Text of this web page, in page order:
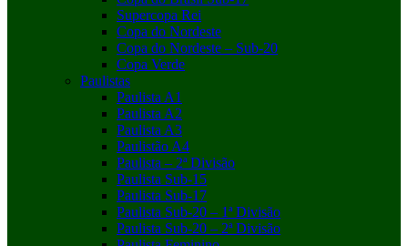
Supercopa Rei
Copa do Nordeste
Copa do Nordeste – Sub-20
Copa Verde
Paulistas
Paulista A1
Paulista A2
Paulista A3
Paulistão A4
Paulista – 2ª Divisão
Paulista Sub-15
Paulista Sub-17
Paulista Sub-20 – 1ª Divisão
Paulista Sub-20 – 2ª Divisão